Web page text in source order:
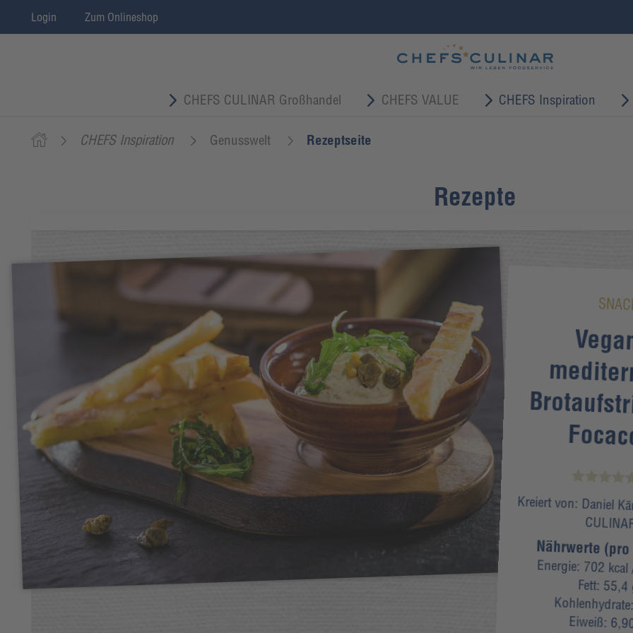
Login Zum Onlineshop
CHEFS CULINAR Großhandel CHEFS VALUE CHEFS Inspiration
CHEFS Inspiration Genusswelt Rezeptseite
Rezepte
Kreiert von: Daniel
Nährwerte
Energie: 702 kcal
Fett: 55,4
Kohlenhydrate:
Eiweiß: